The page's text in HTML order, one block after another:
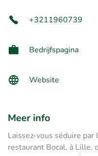
+3211960739
Bedrijfspagina
Website
Meer info
Laissez-vous séduire par
restaurant Bocal, à Lille,